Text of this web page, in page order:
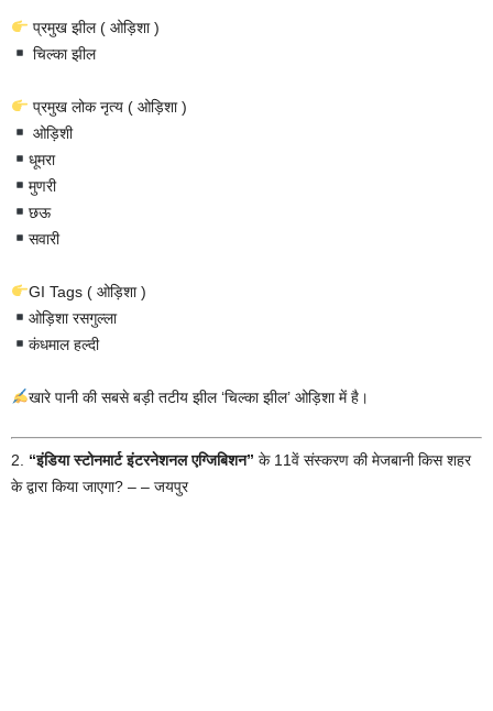
प्रमुख झील ( ओड़िशा )
चिल्का झील
प्रमुख लोक नृत्य ( ओड़िशा )
ओड़िशी
धूमरा
मुणरी
छऊ
सवारी
GI Tags ( ओड़िशा )
ओड़िशा रसगुल्ला
कंधमाल हल्दी
खारे पानी की सबसे बड़ी तटीय झील ‘चिल्का झील’ ओड़िशा में है।
2. “इंडिया स्टोनमार्ट इंटरनेशनल एग्जिबिशन” के 11वें संस्करण की मेजबानी किस शहर
के द्वारा किया जाएगा? – – जयपुर